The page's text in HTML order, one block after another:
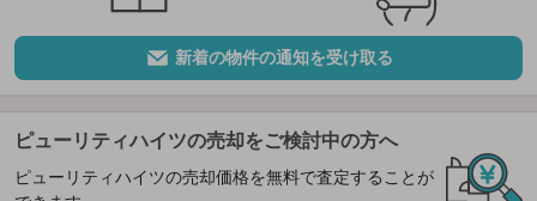
新着の物件の通知を受け取る
ピューリティハイツの売却をご検討中の方へ
ピューリティハイツの売却価格を無料で査定することが